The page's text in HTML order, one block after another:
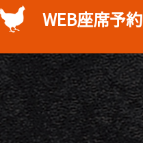
WEB座席予約